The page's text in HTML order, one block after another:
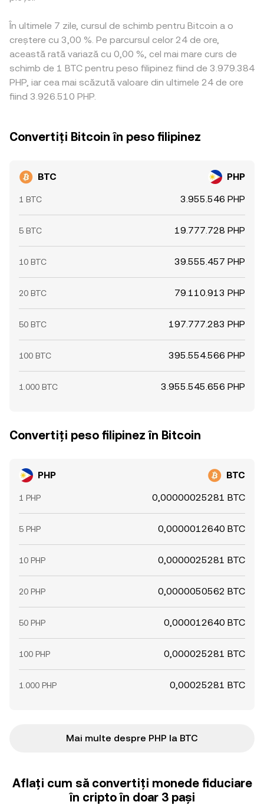
În ultimele 7 zile, cursul de schimb pentru Bitcoin a o
creștere cu 3,00 %. Pe parcursul celor 24 de ore,
această rată variază cu 0,00 %, cel mai mare curs de
schimb de 1 BTC pentru peso filipinez fiind de 3.979.384
PHP, iar cea mai scăzută valoare din ultimele 24 de ore
fiind 3.926.510 PHP.
Convertiți Bitcoin în peso filipinez
BTC PHP
1 BTC 3.955.546 PHP
5 BTC 19.777.728 PHP
10 BTC 39.555.457 PHP
20 BTC 79.110.913 PHP
50 BTC 197.777.283 PHP
100 BTC 395.554.566 PHP
1.000 BTC 3.955.545.656 PHP
Convertiți peso filipinez în Bitcoin
PHP BTC
1 PHP 0,00000025281 BTC
5 PHP 0,0000012640 BTC
10 PHP 0,0000025281 BTC
20 PHP 0,0000050562 BTC
50 PHP 0,000012640 BTC
100 PHP 0,000025281 BTC
1.000 PHP 0,00025281 BTC
Mai multe despre PHP la BTC
Aflați cum să convertiți monede fiduciare
în cripto în doar 3 pași